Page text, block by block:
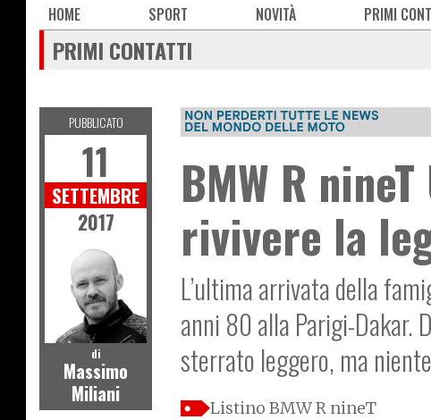
Main
navigation
HOME SPORT NOVITÀ PRIMI
PRIMI CONTATTI
BMW R
rivivere la
L’ultima arrivata della
anni 80 alla Parigi-Dakar.
sterrato leggero, ma
Listino BMW R nineT
PUBBLICATO
11
SETTEMBRE
2017
di
Massimo
Miliani